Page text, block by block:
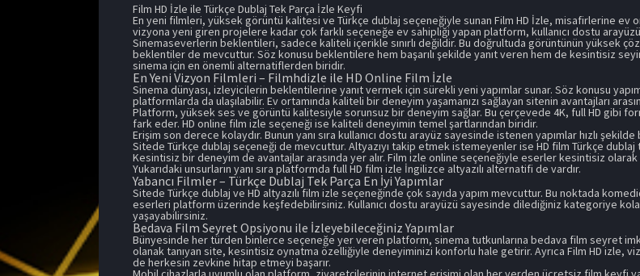
Film HD İzle ile Türkçe Dublaj Tek Parça İzle Keyfi
En yeni filmleri, yüksek görüntü kalitesi ve Türkçe dublaj seçeneğiyle sunan Film HD İzle, misafirlerine ev
vizyona yeni giren projelere kadar çok farklı seçeneğe ev sahipliği yapan platform, kullanıcı dostu
Sinemaseverlerin beklentileri, sadece kaliteli içerikle sınırlı değildir. Bu doğrultuda görüntünün yüksek
beklentiler de mevcuttur. Söz konusu beklentilere hem başarılı şekilde yanıt veren hem de kesintisiz
sinema için en önemli alternatiflerden biridir.
En Yeni Vizyon Filmleri – Filmhdizle ile HD Online Film İzle
Sinema dünyası, izleyicilerin beklentilerine yanıt vermek için sürekli yeni yapımlar sunar. Söz konusu
platformlarda da ulaşılabilir. Ev ortamında kaliteli bir deneyim yaşamanızı sağlayan sitenin avantajları
Platform, yüksek ses ve görüntü kalitesiyle sorunsuz bir deneyim sağlar. Bu çerçevede 4K, full HD gibi
fark eder. HD online film izle seçeneği ise kaliteli deneyimin temel şartlarından biridir.
Erişim son derece kolaydır. Bunun yanı sıra kullanıcı dostu arayüz sayesinde istenen yapımlar hızlı şekilde
Sitede Türkçe dublaj seçeneği de mevcuttur. Altyazıyı takip etmek istemeyenler ise HD film Türkçe
Kesintisiz bir deneyim de avantajlar arasında yer alır. Film izle online seçeneğiyle eserler kesintisiz olarak
Yukarıdaki unsurların yanı sıra platformda full HD film izle İngilizce altyazılı alternatifi de vardır.
Yabancı Filmler – Türkçe Dublaj Tek Parça En İyi Yapımlar
Sitede Türkçe dublaj ve HD altyazılı film izle seçeneğinde çok sayıda yapım mevcuttur. Bu noktada
eserleri platform üzerinde keşfedebilirsiniz. Kullanıcı dostu arayüzü sayesinde dilediğiniz kategoriye
yaşayabilirsiniz.
Bedava Film Seyret Opsiyonu ile İzleyebileceğiniz Yapımlar
Bünyesinde her türden binlerce seçeneğe yer veren platform, sinema tutkunlarına bedava film seyret
olanak tanıyan site, kesintisiz oynatma özelliğiyle deneyiminizi konforlu hale getirir. Ayrıca Film HD izle,
de herkesin zevkine hitap etmeyi başarır.